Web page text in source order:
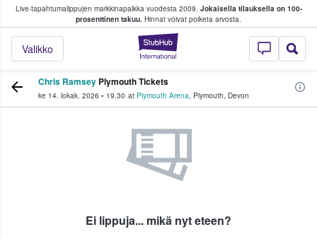
Live-tapahtumalippujen markkinapaikka vuodesta 2009. Jokaisella tilauksella on 100-
prosenttinen takuu. Hinnat voivat poiketa arvosta.
StubHub -
Valikko
fanit ostavat ja myyvät lippuja
Chris Ramsey Plymouth Tickets
ke 14. lokak. 2026 • 19.30 at Plymouth Arena, Plymouth, Devon
Ei lippuja... mikä nyt eteen?